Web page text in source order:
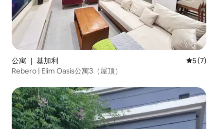
公寓 ｜ 基加利 平均评分
5 (7)
Rebero | Elim Oasis公寓3（屋顶）